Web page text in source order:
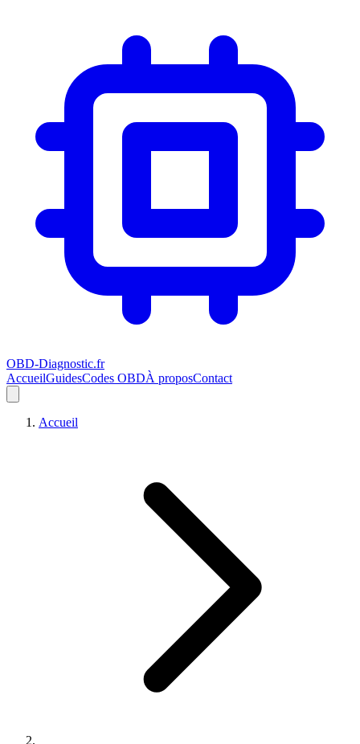
OBD-Diagnostic.fr
AccueilGuidesCodes OBDÀ proposContact
Accueil